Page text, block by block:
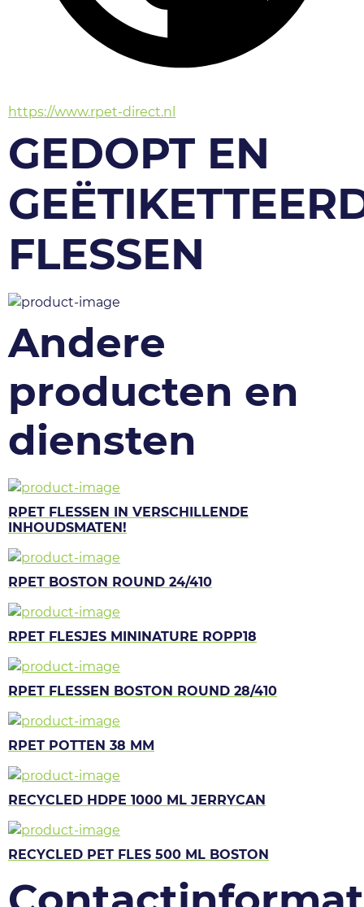
https://www.rpet-direct.nl
GEDOPT EN
FLESSEN
Andere
producten en
diensten
RPET FLESSEN IN VERSCHILLENDE
INHOUDSMATEN!
RPET BOSTON ROUND 24/410
RPET FLESJES MININATURE ROPP18
RPET FLESSEN BOSTON ROUND 28/410
RPET POTTEN 38 MM
RECYCLED HDPE 1000 ML JERRYCAN
RECYCLED PET FLES 500 ML BOSTON